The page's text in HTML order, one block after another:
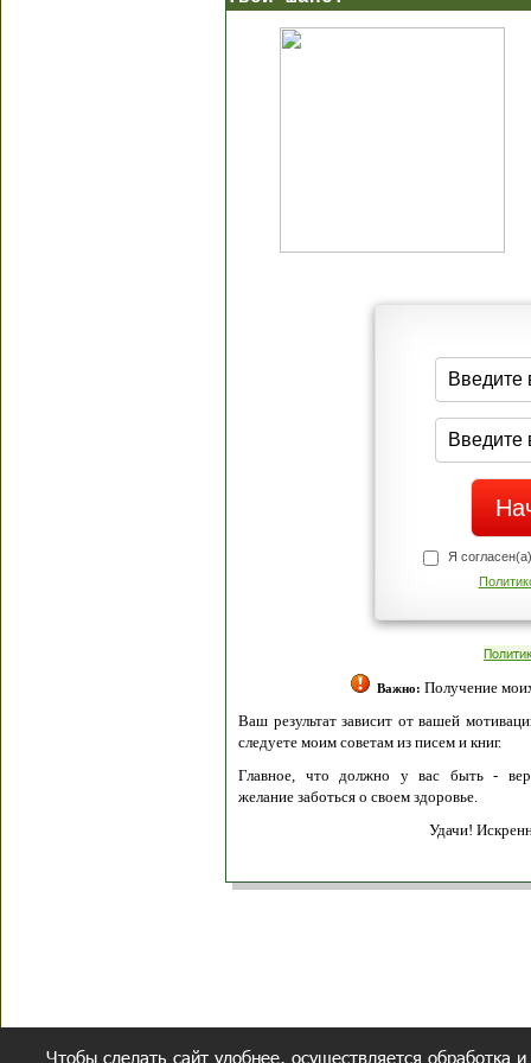
Я
Важно: Получение
Ваш результат зависит от вашей
следуете моим советам из писем и книг.
Главное, что должно у вас быть -
желание заботься о своем здоровье.
Удачи!
Чтобы сделать сайт удобнее, осуществляется обработка